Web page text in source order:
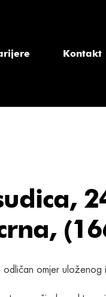
Kontakt
odličan omjer uloženog